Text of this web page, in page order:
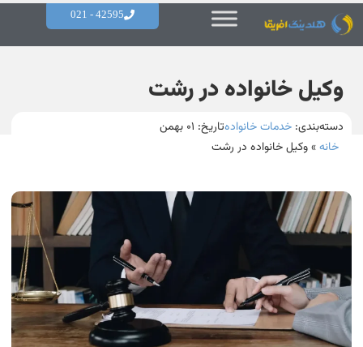
42595 - 021
وکیل خانواده در رشت
دسته‌بندی: خدمات خانوادهتاریخ:
خانه»وکیل خانواده در رشت